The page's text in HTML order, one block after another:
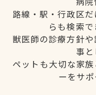
路線・駅・行政区
らも検索で
獣医師の診療方針
事と
ペットも大切な家
ーをサポ